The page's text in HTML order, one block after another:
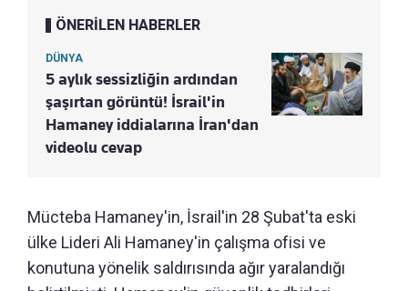
ÖNERİLEN HABERLER
DÜNYA
5 aylık sessizliğin ardından
şaşırtan görüntü! İsrail'in
Hamaney iddialarına İran'dan
videolu cevap
Mücteba Hamaney'in, İsrail'in 28 Şubat'ta eski
ülke Lideri Ali Hamaney'in çalışma ofisi ve
konutuna yönelik saldırısında ağır yaralandığı